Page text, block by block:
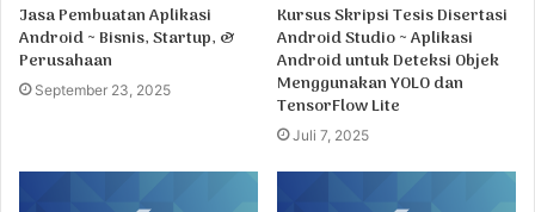
Jasa Pembuatan Aplikasi
Android ~ Bisnis, Startup, &
Perusahaan
September 23, 2025
Kursus Skripsi Tesis Disertasi
Android Studio ~ Aplikasi
Android untuk Deteksi Objek
Menggunakan YOLO dan
TensorFlow Lite
Juli 7, 2025